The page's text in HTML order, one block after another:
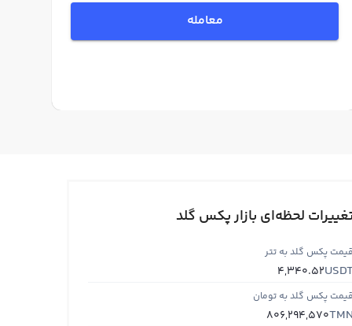
معامله
لحظه‌ای بازار پکس گلد
قیمت پکس گلد به تتر
4,340.52
قیمت پکس گلد به تومان
TMN
806,294,570